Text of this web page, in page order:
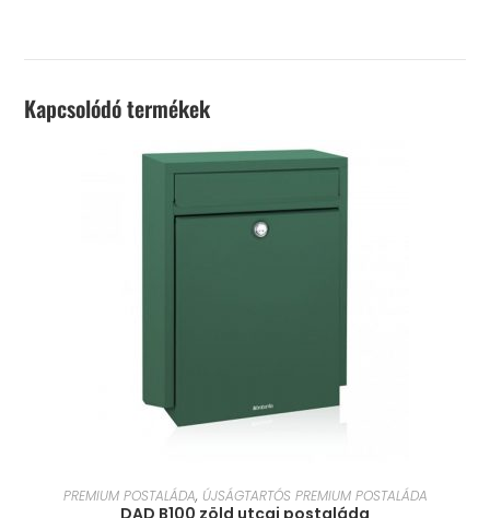
Kapcsolódó termékek
KOSÁRBA TESZEM
PREMIUM POSTALÁDA, ÚJSÁGTARTÓS PREMIUM POSTALÁDA